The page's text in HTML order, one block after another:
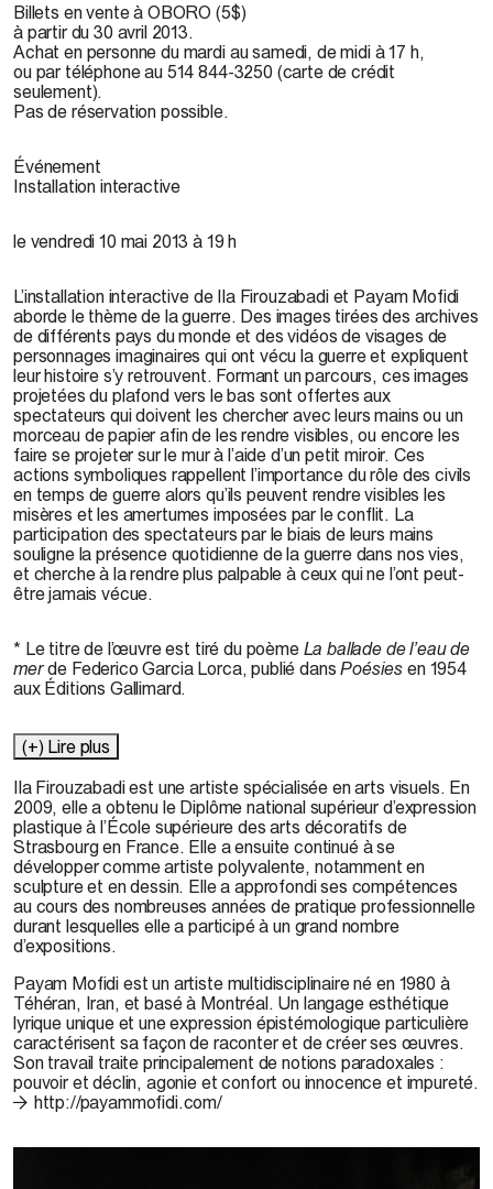
Billets en vente à OBORO (5$)
à partir du 30 avril 2013.
Achat en personne du mardi au samedi, de midi à 17 h,
ou par téléphone au 514 844-3250 (carte de crédit
seulement).
Pas de réservation possible.
Événement
Installation interactive
le vendredi 10 mai 2013 à 19 h
L’installation interactive de Ila Firouzabadi et Payam Mofidi
aborde le thème de la guerre. Des images tirées des archives
de différents pays du monde et des vidéos de visages de
personnages imaginaires qui ont vécu la guerre et expliquent
leur histoire s’y retrouvent. Formant un parcours, ces images
projetées du plafond vers le bas sont offertes aux
spectateurs qui doivent les chercher avec leurs mains ou un
morceau de papier afin de les rendre visibles, ou encore les
faire se projeter sur le mur à l’aide d’un petit miroir. Ces
actions symboliques rappellent l’importance du rôle des civils
en temps de guerre alors qu’ils peuvent rendre visibles les
misères et les amertumes imposées par le conflit. La
participation des spectateurs par le biais de leurs mains
souligne la présence quotidienne de la guerre dans nos vies,
et cherche à la rendre plus palpable à ceux qui ne l’ont peut-
être jamais vécue.
* Le titre de l’œuvre est tiré du poème La ballade de l’eau de
merde Federico Garcia Lorca, publié dansPoésies en 1954
aux Éditions Gallimard.
(+) Lire plus
Ila Firouzabadiest une artiste spécialisée en arts visuels. En
2009, elle a obtenu le Diplôme national supérieur d’expression
plastique à l’École supérieure des arts décoratifs de
Strasbourg en France. Elle a ensuite continué à se
développer comme artiste polyvalente, notamment en
sculpture et en dessin. Elle a approfondi ses compétences
au cours des nombreuses années de pratique professionnelle
durant lesquelles elle a participé à un grand nombre
d’expositions.
Payam Mofidi est un artiste multidisciplinaire né en 1980 à
Téhéran, Iran, et basé à Montréal. Un langage esthétique
lyrique unique et une expression épistémologique particulière
caractérisent sa façon de raconter et de créer ses œuvres.
Son travail traite principalement de notions paradoxales :
pouvoir et déclin, agonie et confort ou innocence et impureté.
http://payammofidi.com/